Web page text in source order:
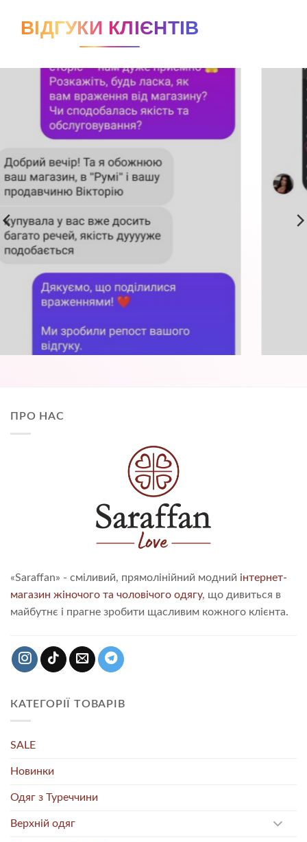
ВІДГУКИ КЛІЄНТІВ
ПРО НАС
«Saraffan» - сміливий, прямолінійний модний інтернет-
магазин жіночого та чоловічого одягу, що дивиться в
майбутнє і прагне зробити щасливим кожного клієнта.
КАТЕГОРІЇ ТОВАРІВ
SALE
Новинки
Одяг з Туреччини
Верхній одяг